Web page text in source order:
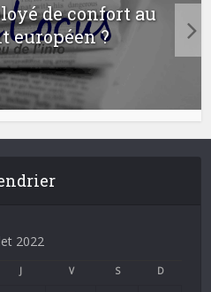
de confort au
européen ?
2022
J V S D